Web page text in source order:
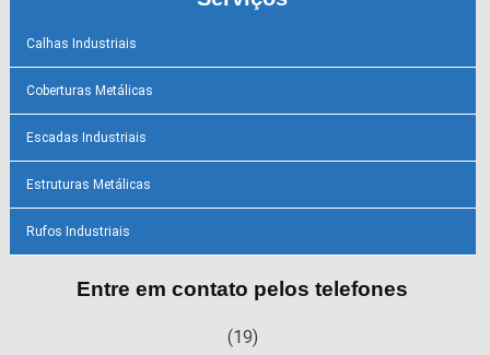
Calhas Industriais
Coberturas Metálicas
Escadas Industriais
Estruturas Metálicas
Rufos Industriais
Entre em contato pelos telefones
(19)